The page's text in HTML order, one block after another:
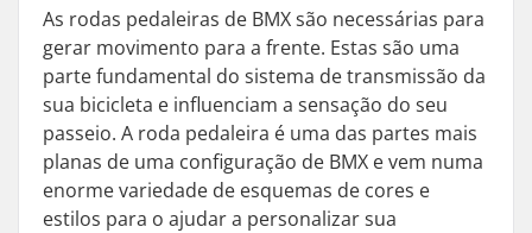
As rodas pedaleiras de BMX são necessárias para
gerar movimento para a frente. Estas são uma
parte fundamental do sistema de transmissão da
sua bicicleta e influenciam a sensação do seu
passeio. A roda pedaleira é uma das partes mais
planas de uma configuração de BMX e vem numa
enorme variedade de esquemas de cores e
estilos para o ajudar a personalizar sua